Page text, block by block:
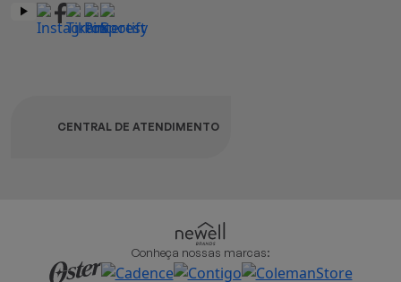
CENTRAL DE ATENDIMENTO
Conheça nossas marcas: